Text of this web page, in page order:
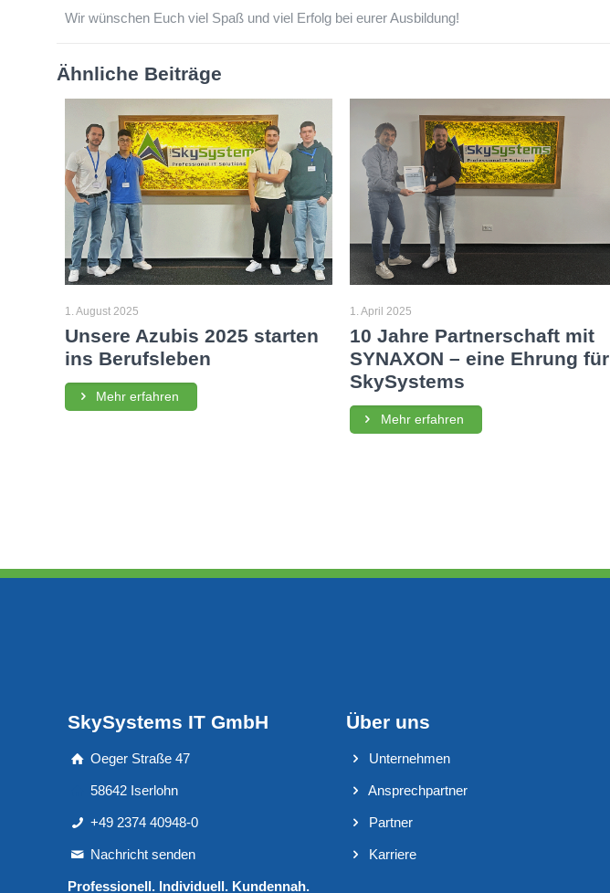
Wir wünschen Euch viel Spaß und viel Erfolg bei eurer Ausbildung!
Ähnliche Beiträge
1. August 2025
Unsere Azubis 2025 starten
ins Berufsleben
Mehr erfahren
1. April 2025
10 Jahre Partnerschaft mit
SYNAXON – eine Ehrung für
SkySystems
Mehr erfahren
SkySystems IT GmbH
Oeger Straße 47
58642 Iserlohn
+49 2374 40948-0
Nachricht senden
Professionell. Individuell. Kundennah.
Über uns
Unternehmen
Ansprechpartner
Partner
Karriere